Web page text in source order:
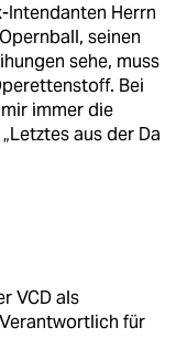
Intendanten Herrn
seinen
sehe, muss
Bei
immer die
aus der Da
VCD als
für